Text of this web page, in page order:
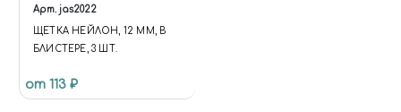
Арт. jas2022
ЩЕТКА НЕЙЛОН, 12 ММ, В
БЛИСТЕРЕ, 3 ШТ.
от 113 ₽